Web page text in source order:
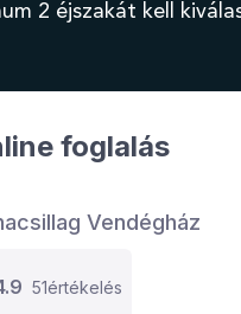
2 éjszakát kell